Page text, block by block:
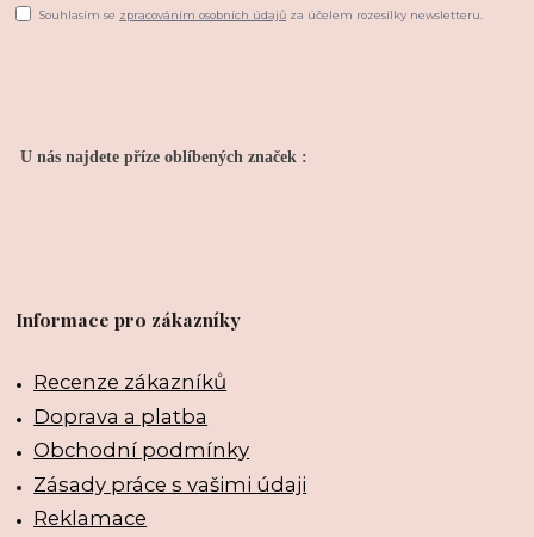
Souhlasím se zpracováním osobních údajů za účelem rozesílky newsletteru.
U nás najdete příze oblíbených značek :
Informace pro zákazníky
Recenze zákazníků
Doprava a platba
Obchodní podmínky
Zásady práce s vašimi údaji
Reklamace